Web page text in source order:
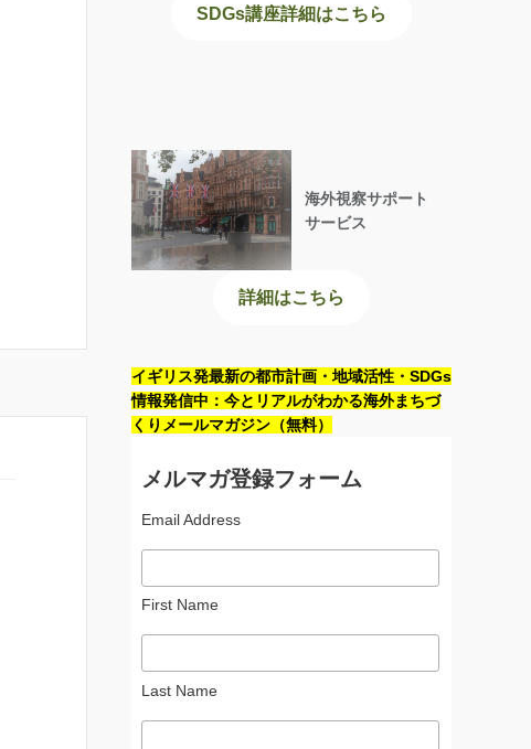
SDGs講座詳細はこちら
海外視察サポート
サービス
詳細はこちら
イギリス発最新の都市計画・地域活性・SDGs
情報発信中：今とリアルがわかる海外まちづ
くりメールマガジン（無料）
メルマガ登録フォーム
Email Address
First Name
Last Name